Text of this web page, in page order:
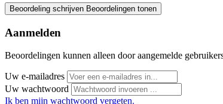
Beoordeling schrijven Beoordelingen tonen
Aanmelden
Beoordelingen kunnen alleen door aangemelde
Uw e-mailadres
Uw wachtwoord
Ik ben mijn wachtwoord vergeten.